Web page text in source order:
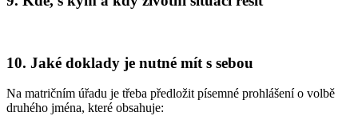
10. Jaké doklady je nutné mít s sebou
Na matričním úřadu je třeba předložit písemné prohlášení o volbě
druhého jména, které obsahuje: